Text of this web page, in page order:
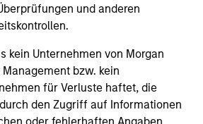
und anderen
kein Unternehmen von Morgan
bzw. kein
für Verluste haftet, die
den Zugriff auf Informationen